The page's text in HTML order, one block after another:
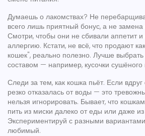
Думаешь о лакомствах? Не
всего лишь приятный бонус, а не
Смотри, чтобы они не сбивали аппетит
аллергию. Кстати, не всё, что продают
кошек", реально полезно. Лучше
составом — например, кусочки сушёного
Следи за тем, как кошка пьёт. Если
резко отказалась от воды — это
нельзя игнорировать. Бывает, что
пить из миски далеко от еды или даже
Экспериментируй с разными
любимый.